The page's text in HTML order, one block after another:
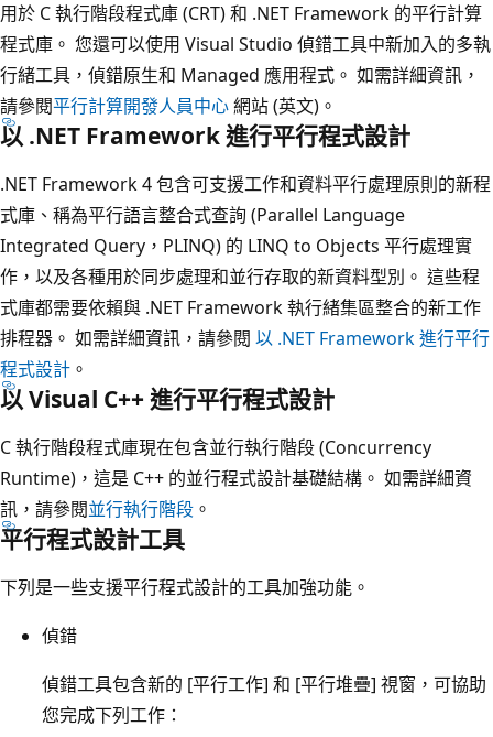
用於 C 執行階段程式庫 (CRT) 和 .NET Framework 的平行計算
程式庫。 您還可以使用 Visual Studio 偵錯工具中新加入的多執
行緒工具，偵錯原生和 Managed 應用程式。 如需詳細資訊，
請參閱平行計算開發人員中心網站 (英文)。
以 .NET Framework 進行平行程式設計
.NET Framework 4 包含可支援工作和資料平行處理原則的新程
式庫、稱為平行語言整合式查詢 (Parallel Language
Integrated Query，PLINQ) 的 LINQ to Objects 平行處理實
作，以及各種用於同步處理和並行存取的新資料型別。 這些程
式庫都需要依賴與 .NET Framework 執行緒集區整合的新工作
排程器。 如需詳細資訊，請參閱 以 .NET Framework 進行平行
程式設計 。
以 Visual C++ 進行平行程式設計
C 執行階段程式庫現在包含並行執行階段 (Concurrency
Runtime)，這是 C++ 的並行程式設計基礎結構。 如需詳細資
訊，請參閱並行執行階段 。
平行程式設計工具
下列是一些支援平行程式設計的工具加強功能。
偵錯
偵錯工具包含新的 [平行工作] 和 [平行堆疊] 視窗，可協助
您完成下列工作：